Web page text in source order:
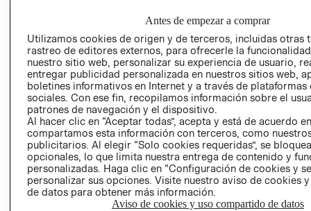
POLÍTICA
TÉRMINOS Y
AVISO DE
PRIVACIDAD
GIFT CARD
AVISO DE
COOKIES
Antes de empezar a comprar
Utilizamos cookies de origen y de terceros, incluidas otras
rastreo de editores externos, para ofrecerle la
nuestro sitio web, personalizar su experiencia de usuario,
entregar publicidad personalizada en nuestros sitios web,
boletines informativos en Internet y a través de plataformas
sociales. Con ese fin, recopilamos información sobre el
patrones de navegación y el dispositivo.
Al hacer clic en “Aceptar todas”, acepta y está de acuerdo
compartamos esta información con terceros, como
publicitarios. Al elegir “Solo cookies requeridas”, se
opcionales, lo que limita nuestra entrega de contenido y
personalizadas. Haga clic en “Configuración de cookies y
personalizar sus opciones. Visite nuestro aviso de cookies
de datos para obtener más información.
Aviso de cookies y uso compartido de datos